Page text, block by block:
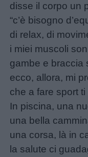
disse il corpo un
“c’è bisogno
di relax, di
i miei muscoli
gambe e braccia
ecco, allora, mi
che a fare sport ti
In piscina, una
una bella
una corsa, là in
la salute ci